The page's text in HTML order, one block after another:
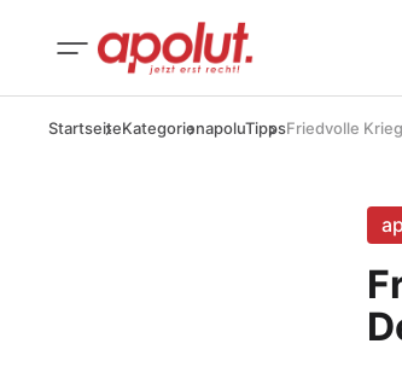
StartseiteKategorienapoluTippsFriedvolle